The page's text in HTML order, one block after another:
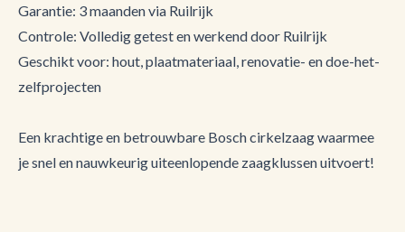
Garantie: 3 maanden via Ruilrijk
Controle: Volledig getest en werkend door Ruilrijk
Geschikt voor: hout, plaatmateriaal, renovatie- en doe-het-
zelfprojecten
Een krachtige en betrouwbare Bosch cirkelzaag waarmee
je snel en nauwkeurig uiteenlopende zaagklussen uitvoert!